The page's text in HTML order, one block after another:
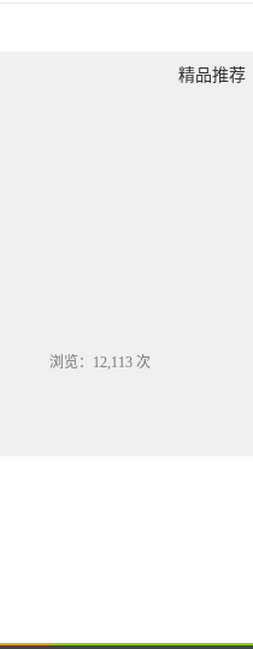
精品推荐
浏览：12,113 次